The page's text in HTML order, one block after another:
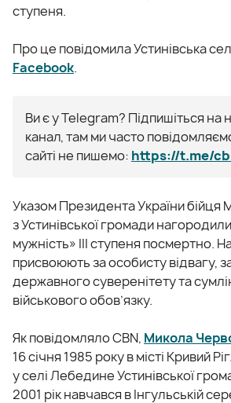
ступеня.
Про це повідомила Устинівська
Facebook.
Ви є у Telegram? Підпишіться
канал, там ми часто
сайті не пишемо: https://t.me/
Указом Президента України бійця
з Устинівської громади
мужність» III ступеня посмертно.
присвоюють за особисту відвагу,
державного суверенітету та
військового обов’язку.
Як повідомляло CBN, Микола
16 січня 1985 року в місті Кривий
у селі Лебедине Устинівської
2001 рік навчався в Інгульській